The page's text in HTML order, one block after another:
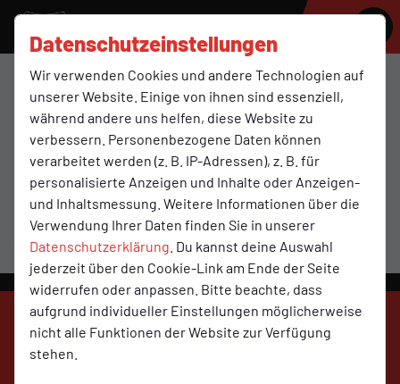
Datenschutzeinstellungen
Wir verwenden Cookies und andere Technologien auf
unserer Website. Einige von ihnen sind essenziell,
während andere uns helfen, diese Website zu
verbessern. Personenbezogene Daten können
verarbeitet werden (z. B. IP-Adressen), z. B. für
personalisierte Anzeigen und Inhalte oder Anzeigen-
und Inhaltsmessung. Weitere Informationen über die
Verwendung Ihrer Daten finden Sie in unserer
Datenschutzerklärung . Du kannst deine Auswahl
jederzeit über den Cookie-Link am Ende der Seite
widerrufen oder anpassen. Bitte beachte, dass
aufgrund individueller Einstellungen möglicherweise
nicht alle Funktionen der Website zur Verfügung
stehen.
B1
Übersicht Funktionsteam Spielplan und Ergebnisse